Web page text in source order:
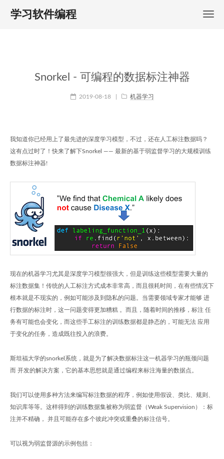
学习软件编程
Snorkel - 可编程的数据标注神器
2019-08-18 机器学习
我知道你已经用上了最先进的深度学习模型，不过，还在人工标注数据吗？
这有点过时了！快来了解下Snorkel —— 最新的基于弱监督学习的大规模训练
数据标注神器!
现在的机器学习尤其是深度学习模型很强大，但是训练这些模型需要大量的
标注数据集！传统的人工标注方式成本非常高，而且很耗时间，在有些情况下
根本就是不现实的，例如可能涉及到隐私的问题。当需要领域专家才能够 进
行数据的标注时，这一问题变得更加糟糕 。而且，随着时间的推移，标注 任
务有可能也会变化，而这些手工标注的训练数据都是静态的，可能无法 应用
于变化的任务，造成既往投入的浪费。
斯坦福大学的snorkel系统，就是为了解决数据标注这一机器学习的瓶颈问题
而 开发的解决方案，它的基本思想就是通过编程来标注海量的数据点。
我们可以使用多种方法来编写标注数据的程序，例如使用假设、类比、规则、
知识库等等。这样得到的训练数据集被称为弱监督（Weak Supervision）：标
注并不精确， 并且可能存在多个彼此冲突或重叠的标注信号。
可以视为弱监督源的示例包括：